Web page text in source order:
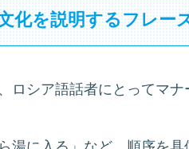
化を説明するフレー
ロシア語話者にとってマナ